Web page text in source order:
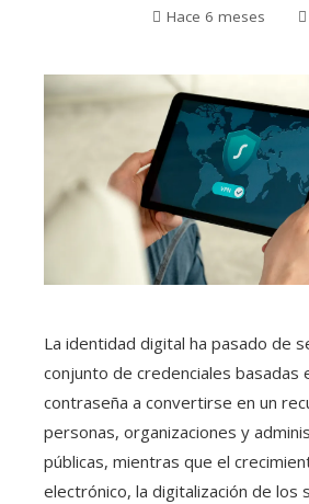
Hace 6 meses
La identidad digital ha pasado de
conjunto de credenciales basadas
contraseña a convertirse en un
personas, organizaciones y
públicas, mientras que el
electrónico, la digitalización de los